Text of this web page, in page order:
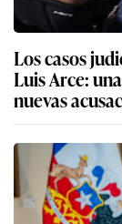
Los casos
Luis Arce:
nuevas